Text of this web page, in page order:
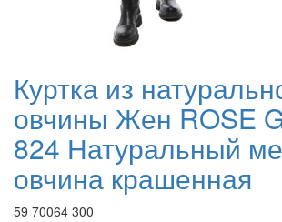
Куртка из
овчины Жен ROSE
824 Натуральный
овчина крашенная
59 70064 300